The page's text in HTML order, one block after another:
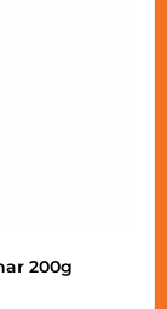
200g